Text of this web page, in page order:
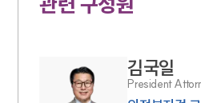
김국일
President